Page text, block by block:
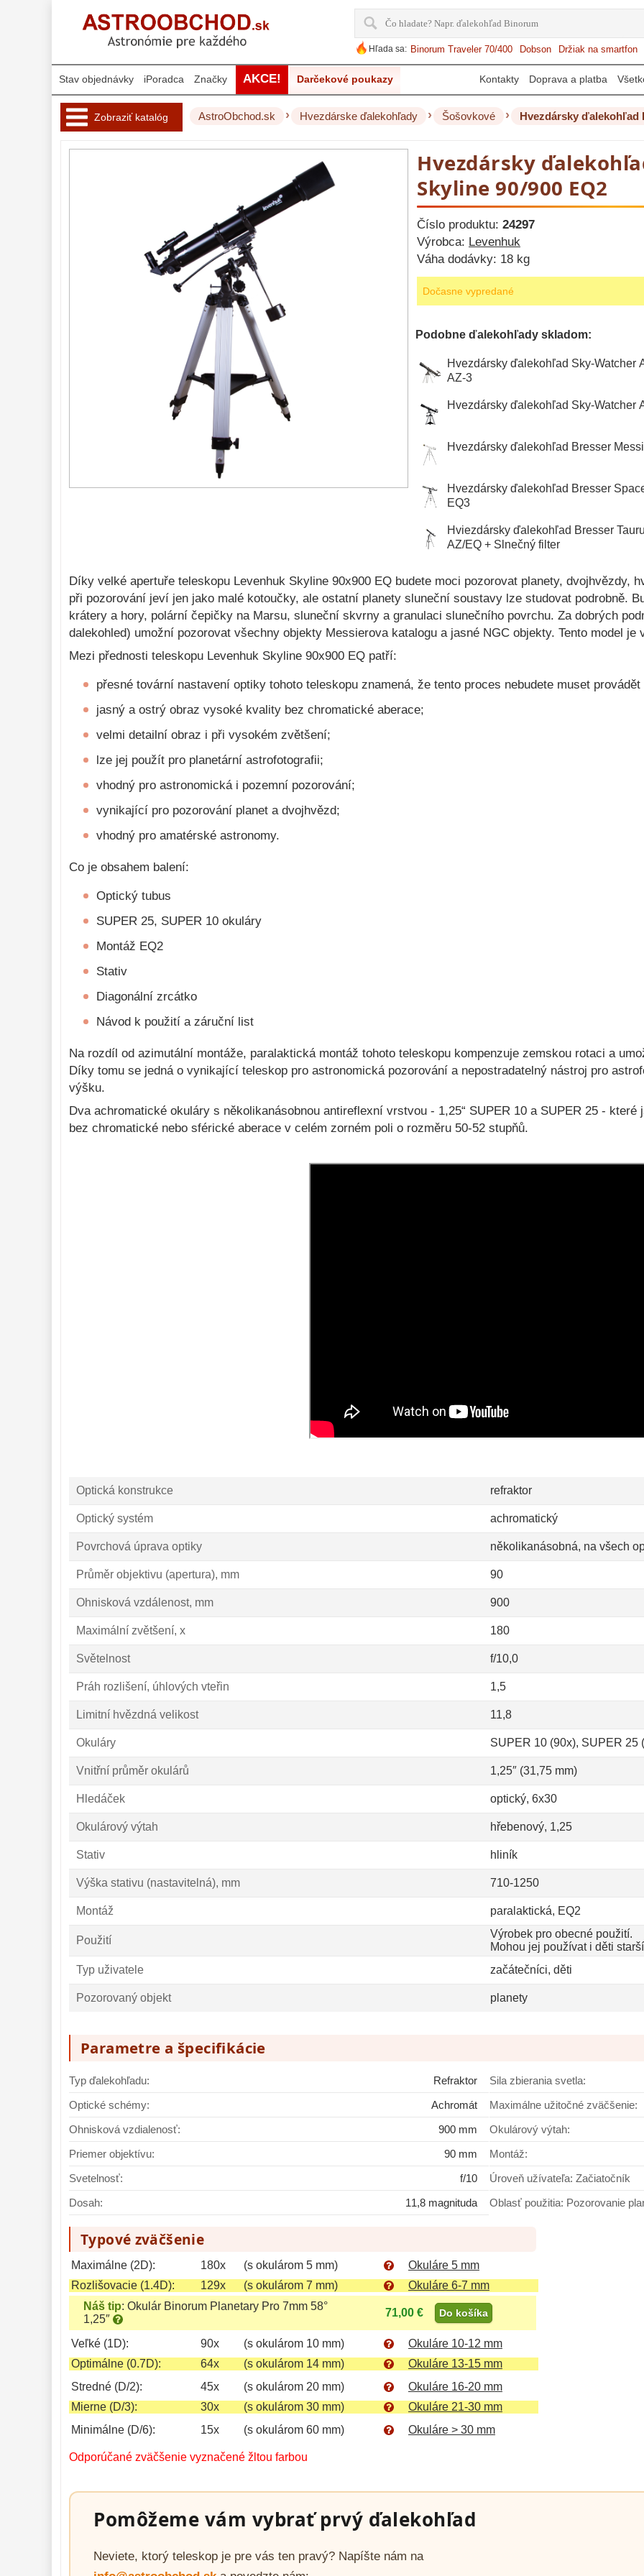
Hľada sa: Binorum Traveler 70/400 Dobson Držiak na smartfon
Stav objednávky iPoradca Značky AKCE! Darčekové poukazy Kontakty Doprava a platba
Zobraziť katalóg
Katadioptrické 7
ED/Apochromáty 32
12
Binokulárne 286
Diaľkomery a Nočné
videnie
Monokulárne 49
Mikroskopy
Meteostanice 52
Foto stativy 10
Lupy 69
Literatúra
Darčekové
poukazy
AstroObchod.sk › Hvezdárske ďalekohľady › Šošovkové › Hvezdársky ďalekohľad
Hvezdársky
Skyline 90/900 EQ2
Číslo produktu: 24297
Výrobca: Levenhuk
Váha dodávky: 18 kg
Dočasne vypredané
Podobne ďalekohľady skladom:
Hvezdársky ďalekohľad Sky-Watcher
AZ-3
Hvezdársky ďalekohľad Sky-Watcher
Hvezdársky ďalekohľad Bresser
Hvezdársky ďalekohľad Bresser
EQ3
Hviezdársky ďalekohľad Bresser
AZ/EQ + Slnečný filter
Díky velké apertuře teleskopu Levenhuk Skyline 90x900 EQ budete moci pozorovat planety, dvojhvězdy,
při pozorování jeví jen jako malé kotoučky, ale ostatní planety sluneční soustavy lze studovat podrobně.
krátery a hory, polární čepičky na Marsu, sluneční skvrny a granulaci slunečního povrchu. Za dobrých
dalekohled) umožní pozorovat všechny objekty Messierova katalogu a jasné NGC objekty. Tento model je
Mezi přednosti teleskopu Levenhuk Skyline 90x900 EQ patří:
přesné tovární nastavení optiky tohoto teleskopu znamená, že tento proces nebudete muset
jasný a ostrý obraz vysoké kvality bez chromatické aberace;
velmi detailní obraz i při vysokém zvětšení;
lze jej použít pro planetární astrofotografii;
vhodný pro astronomická i pozemní pozorování;
vynikající pro pozorování planet a dvojhvězd;
vhodný pro amatérské astronomy.
Co je obsahem balení:
Optický tubus
SUPER 25, SUPER 10 okuláry
Montáž EQ2
Stativ
Diagonální zrcátko
Návod k použití a záruční list
Na rozdíl od azimutální montáže, paralaktická montáž tohoto teleskopu kompenzuje zemskou rotaci a
Díky tomu se jedná o vynikající teleskop pro astronomická pozorování a nepostradatelný nástroj pro
výšku.
Dva achromatické okuláry s několikanásobnou antireflexní vrstvou - 1,25“ SUPER 10 a SUPER 25 -
bez chromatické nebo sférické aberace v celém zorném poli o rozměru 50-52 stupňů.
Optická konstrukce refraktor
Optický systém achromatický
Povrchová úprava optiky několikanásobná, na všech
Průměr objektivu (apertura), mm 90
Ohnisková vzdálenost, mm 900
Maximální zvětšení, x 180
Světelnost f/10,0
Práh rozlišení, úhlových vteřin 1,5
Limitní hvězdná velikost 11,8
Okuláry SUPER 10 (90x), SUPER 25
Vnitřní průměr okulárů 1,25″ (31,75 mm)
Hledáček optický, 6x30
Okulárový výtah hřebenový, 1,25
Stativ hliník
Výška stativu (nastavitelná), mm 710-1250
Montáž paralaktická, EQ2
Použití
Výrobek pro obecné použití.
Mohou jej používat i děti
Typ uživatele
začátečníci, děti
Pozorovaný objekt planety
Parametre a špecifikácie
Typ ďalekohľadu:
Refraktor
Optické schémy:
Achromát
Ohnisková vzdialenosť:
900 mm
Priemer objektívu:
90 mm
Svetelnosť:
f/10
Dosah:
11,8 magnituda
Sila zbierania svetla:
Maximálne užitočné zväčšenie:
Okulárový výtah:
Montáž:
Úroveň užívateľa: Začiatočník
Oblasť použitia: Pozorovanie
Typové zväčšenie
Maximálne (2D): 180x (s okulárom 5 mm)
Okuláre 5 mm
Rozlišovacie (1.4D):
129x (s okulárom 7 mm)
Okuláre 6-7 mm
Náš tip: Okulár Binorum Planetary Pro 7mm 58°
1,25″
71,00 € Do košíka
Veľké (1D): 90x (s okulárom 10 mm)
Okuláre 10-12 mm
Optimálne (0.7D):
64x (s okulárom 14 mm)
Okuláre 13-15 mm
Stredné (D/2):
45x (s okulárom 20 mm)
Okuláre 16-20 mm
Mierne (D/3):
30x (s okulárom 30 mm)
Okuláre 21-30 mm
Minimálne (D/6):
15x (s okulárom 60 mm) Okuláre > 30 mm
Odporúčané zväčšenie vyznačené žltou farbou
Pomôžeme vám vybrať prvý ďalekohľad
Neviete, ktorý teleskop je pre vás ten pravý? Napíšte nám na